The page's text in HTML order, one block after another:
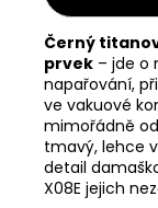
Černý
prvek – jde o
napařování,
ve vakuové
mimořádně
tmavý, lehce
detail
X08E jejich